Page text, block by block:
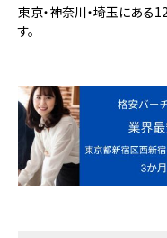
東京・神奈川・埼玉にある
す。